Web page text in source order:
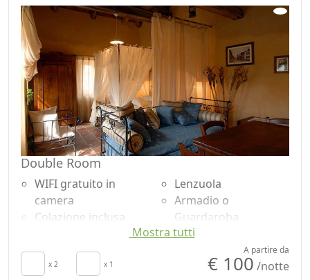
Double Room
WIFI gratuito in
camera
Colazione inclusa
Riscaldamento
autonomo
Lenzuola
Armadio o
Guardaroba
Frigorifero
Bagno in comune
Mostra tutti
x 2 x 1
A partire da
€ 100 /notte